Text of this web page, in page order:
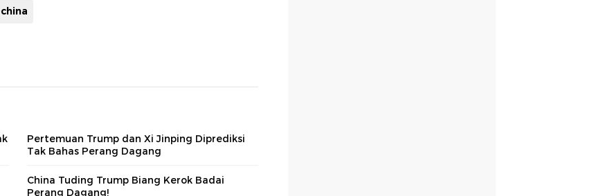
Pertemuan Trump dan Xi Jinping Diprediksi
Tak Bahas Perang Dagang
China Tuding Trump Biang Kerok Badai
Perang Dagang!